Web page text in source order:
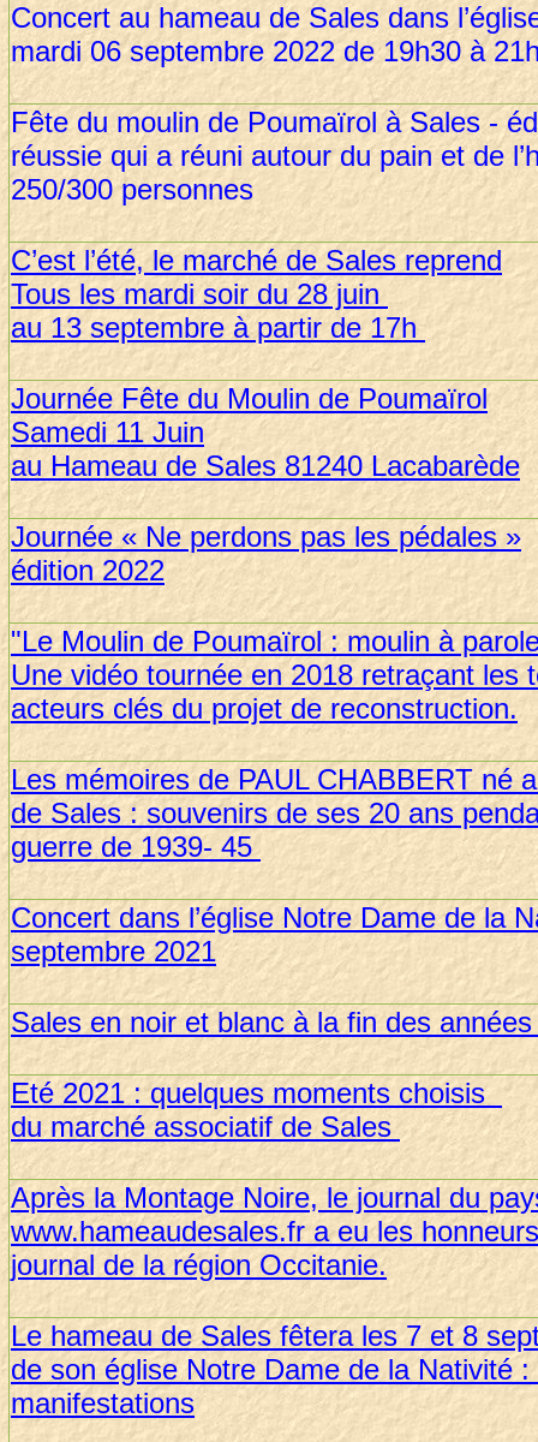
Concert au hameau de Sales dans
mardi 06 septembre 2022 de 19h30 à
Fête du moulin de Poumaïrol à Sales -
réussie qui a réuni autour du pain et de
250/300 personnes
C’est l’été, le marché de Sales reprend
Tous les mardi soir du 28 juin
au 13 septembre à partir de 17h
Journée Fête du Moulin de Poumaïrol
Samedi 11 Juin
au Hameau de Sales 81240 Lacabarède
Journée « Ne perdons pas les pédales »
édition 2022
"Le Moulin de Poumaïrol : moulin à
Une vidéo tournée en 2018 retraçant les
acteurs clés du projet de reconstruction.
Les mémoires de PAUL CHABBERT né
de Sales : souvenirs de ses 20 ans
guerre de 1939- 45
Concert dans l’église Notre Dame de la
septembre 2021
Sales en noir et blanc à la fin des
Eté 2021 : quelques moments choisis
du marché associatif de Sales
Après la Montage Noire, le journal du
www.hameaudesales.fr a eu les
journal de la région Occitanie.
Le hameau de Sales fêtera les 7 et 8
de son église Notre Dame de la Nativité
manifestations